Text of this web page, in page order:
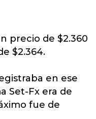
precio de $2.360
$2.364.
en ese
Set-Fx era de
fue de